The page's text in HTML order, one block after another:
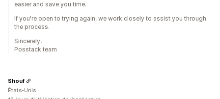
easier and save you time.
If you're open to trying again, we work closely to assist you through
the process.
Sincerely,
Posstack team
Shouf
États-Unis